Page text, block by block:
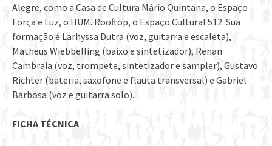
Alegre, como a Casa de Cultura Mário Quintana, o Espaço
Força e Luz, o HUM. Rooftop, o Espaço Cultural 512. Sua
formação é Larhyssa Dutra (voz, guitarra e escaleta),
Matheus Wiebbelling (baixo e sintetizador), Renan
Cambraia (voz, trompete, sintetizador e sampler), Gustavo
Richter (bateria, saxofone e flauta transversal) e Gabriel
Barbosa (voz e guitarra solo).
FICHA TÉCNICA